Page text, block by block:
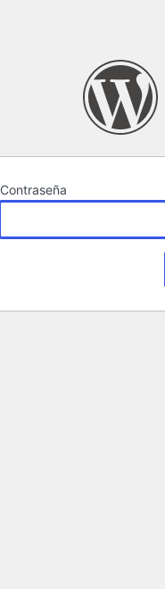
Contraseña